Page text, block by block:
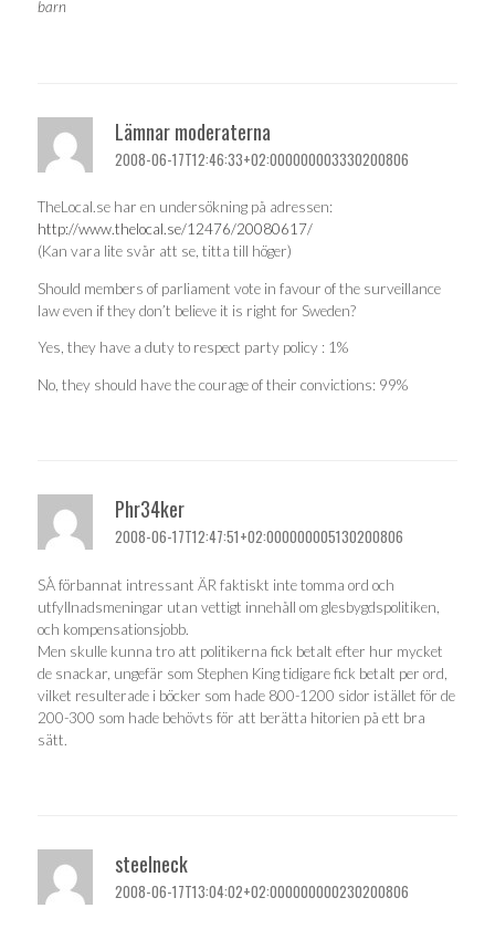
barn
Lämnar moderaterna
2008-06-17T12:46:33+02:000000003330200806
TheLocal.se har en undersökning på adressen:
http://www.thelocal.se/12476/20080617/
(Kan vara lite svår att se, titta till höger)
Should members of parliament vote in favour of the surveillance
law even if they don’t believe it is right for Sweden?
Yes, they have a duty to respect party policy : 1%
No, they should have the courage of their convictions: 99%
Phr34ker
2008-06-17T12:47:51+02:000000005130200806
SÅ förbannat intressant ÄR faktiskt inte tomma ord och
utfyllnadsmeningar utan vettigt innehåll om glesbygdspolitiken,
och kompensationsjobb.
Men skulle kunna tro att politikerna fick betalt efter hur mycket
de snackar, ungefär som Stephen King tidigare fick betalt per ord,
vilket resulterade i böcker som hade 800-1200 sidor istället för de
200-300 som hade behövts för att berätta hitorien på ett bra
sätt.
steelneck
2008-06-17T13:04:02+02:000000000230200806